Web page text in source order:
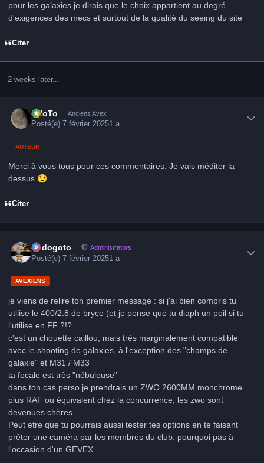
pour les galaxies je dirais que le choix appartient au degré
d'exigences des mecs et surtout de la qualité du seeing du site
Citer
2 weeks later...
FHoTo Anciens Avex
Posté(e) 7 février 20251 a
AUTEUR
Merci à vous tous pour ces commentaires. Je vais méditer la
dessus 😉
Citer
frédogoto Administrators
Posté(e)7 février 20251 a
AVEXIENS
je viens de relire ton premier message : si j'ai bien compris tu
utilise le 400/2.8 de bryce (et je pense que tu diaph un poil si tu
l'utilise en FF ?!?
c'est un chouette caillou, mais très marginalement compatible
avec le shooting de galaxies, à l'exception des "champs de
galaxie" et M31 / M33
ta focale est très "nébuleuse"
dans ton cas perso je prendrais un ZWO 2600MM monchrome
plus RAF ou équivalent chez la concurrence, les zwo sont
devenues chères.
Peut etre que tu pourrais aussi tester tes options en te faisant
prêter une caméra par les membres du club, pourquoi pas à
l'occasion d'un GEVEX